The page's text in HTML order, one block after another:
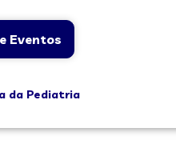
Eventos
da Pediatria